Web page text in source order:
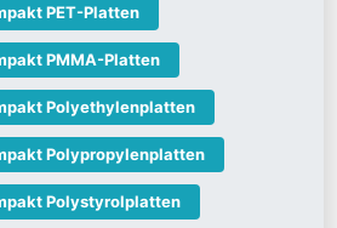
PET-Platten
PMMA-Platten
Polyethylenplatten
Polypropylenplatten
Polystyrolplatten